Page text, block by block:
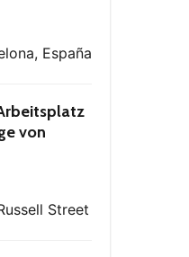
España
von
Street